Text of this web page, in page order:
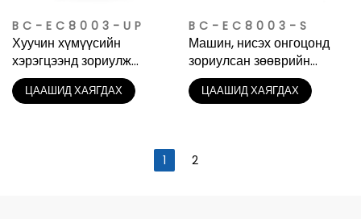
BC-EC8003-UP
Хуучин хүмүүсийн
хэрэгцээнд зориулж
хиймэл нүүрс-хүчиллэг
шилдэг цахилгаан салхин
ЦААШИД ХАЯГДАХ
BC-EC8003-S
Машин, нисэх онгоцонд
зориулсан зөөврийн
нүүрстөрөгчийн шилэн
цахилгаан тулгуур |
ЦААШИД ХАЯГДАХ
1 2